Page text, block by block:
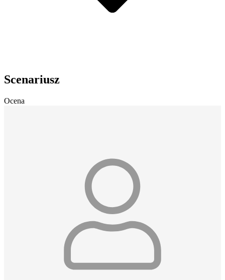
Scenariusz
Ocena